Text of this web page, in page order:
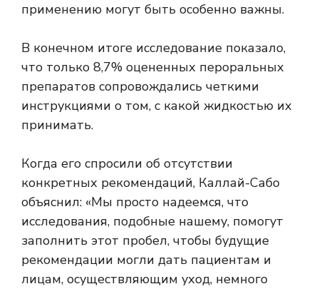
применению могут быть особенно важны.
В конечном итоге исследование показало,
что только 8,7% оцененных пероральных
препаратов сопровождались четкими
инструкциями о том, с какой жидкостью их
принимать.
Когда его спросили об отсутствии
конкретных рекомендаций, Каллай-Сабо
объяснил: «Мы просто надеемся, что
исследования, подобные нашему, помогут
заполнить этот пробел, чтобы будущие
рекомендации могли дать пациентам и
лицам, осуществляющим уход, немного